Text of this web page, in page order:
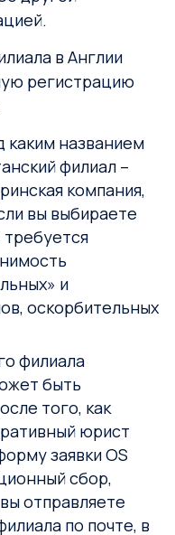
в Англии
регистрацию
каким названием
филиал –
компания,
вы выбираете
и
оскорбительных
филиала
быть
того, как
юрист
заявки OS
сбор,
отправляете
по почте, в